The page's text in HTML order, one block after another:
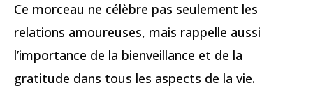
Ce morceau ne célèbre pas seulement les
relations amoureuses, mais rappelle aussi
l’importance de la bienveillance et de la
gratitude dans tous les aspects de la vie.